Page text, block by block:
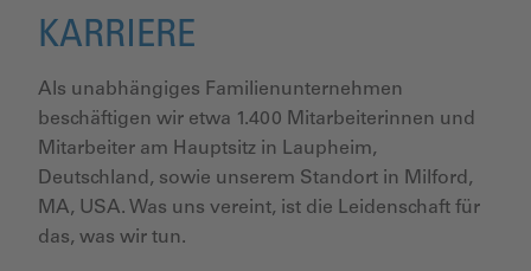
KARRIERE
Als unabhängiges Familien­unternehmen
beschäftigen wir etwa 1.400 Mitarbeiterinnen und
Mitarbeiter am Hauptsitz in Laupheim,
Deutschland, sowie unserem Standort in Milford,
MA, USA. Was uns vereint, ist die Leidenschaft für
das, was wir tun.